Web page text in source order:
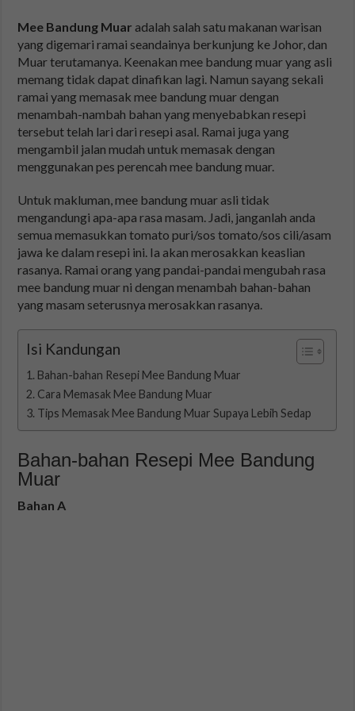
Mee Bandung Muar adalah salah satu makanan warisan
yang digemari ramai seandainya berkunjung ke Johor, dan
Muar terutamanya. Keenakan mee bandung muar yang asli
memang tidak dapat dinafikan lagi. Namun sayang sekali
ramai yang memasak mee bandung muar dengan
menambah-nambah bahan yang menyebabkan resepi
tersebut telah lari dari resepi asal. Ramai juga yang
mengambil jalan mudah untuk memasak dengan
menggunakan pes perencah mee bandung muar.
Untuk makluman, mee bandung muar asli tidak
mengandungi apa-apa rasa masam. Jadi, janganlah anda
semua memasukkan tomato puri/sos tomato/sos cili/asam
jawa ke dalam resepi ini. Ia akan merosakkan keaslian
rasanya. Ramai orang yang pandai-pandai mengubah rasa
mee bandung muar ni dengan menambah bahan-bahan
yang masam seterusnya merosakkan rasanya.
Isi Kandungan
Bahan-bahan Resepi Mee Bandung Muar
Cara Memasak Mee Bandung Muar
Tips Memasak Mee Bandung Muar Supaya Lebih Sedap
Bahan-bahan Resepi Mee Bandung
Muar
Bahan A